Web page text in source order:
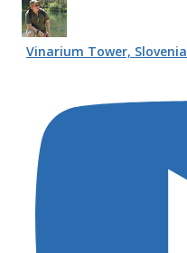
Vinarium Tower, Slovenia